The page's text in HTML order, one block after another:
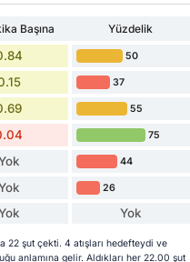
Başına
Yüzdelik
50
37
55
75
44
26
Yok
22 şut çekti. 4 atışları hedefteydi ve
anlamına gelir. Aldıkları her 22.00 şut